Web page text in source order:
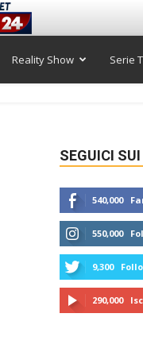
Reality Show Serie
SEGUICI
540,000
550,000
9,300
290,000